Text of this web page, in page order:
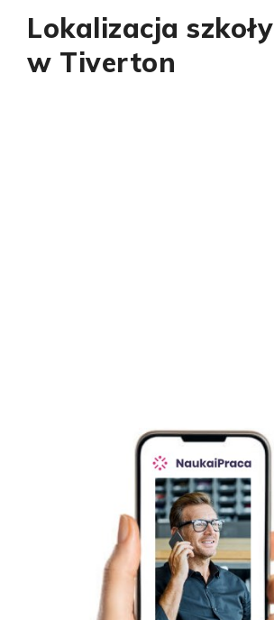
Lokalizacja szkoły
w Tiverton